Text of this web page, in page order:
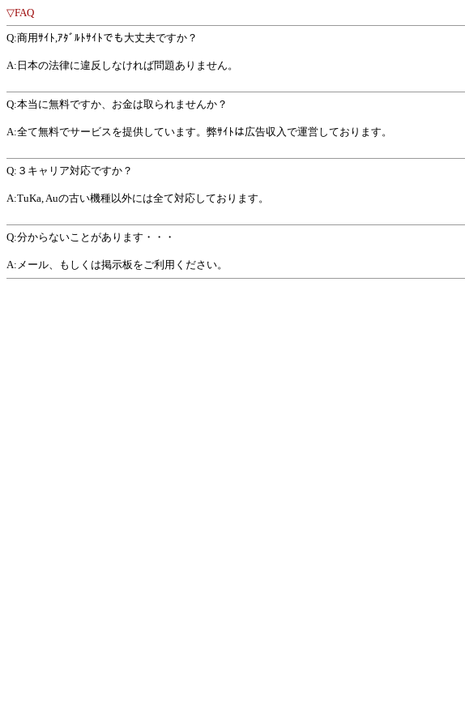
▽FAQ
Q:商用ｻｲﾄ,ｱﾀﾞﾙﾄｻｲﾄでも大丈夫ですか？
A:日本の法律に違反しなければ問題ありません。
Q:本当に無料ですか、お金は取られませんか？
A:全て無料でサービスを提供しています。弊ｻｲﾄは広告収入で運営しております。
Q:３キャリア対応ですか？
A:TuKa, Auの古い機種以外には全て対応しております。
Q:分からないことがあります・・・
A:メール、もしくは掲示板をご利用ください。